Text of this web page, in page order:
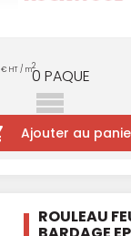
€ HT / m20 PAQUE
Ajouter au
ROULEAU